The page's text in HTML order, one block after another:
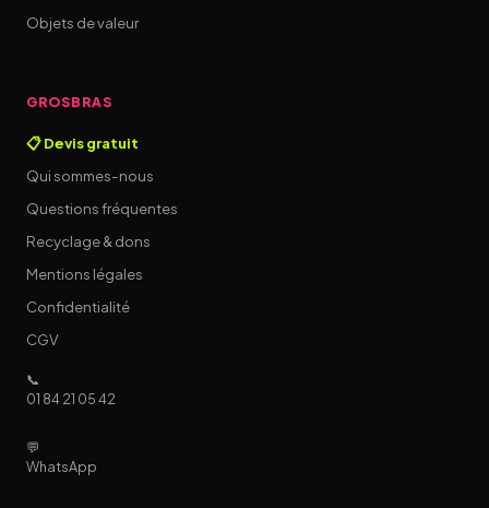
Objets de valeur
GROSBRAS
📋 Devis gratuit
Qui sommes-nous
Questions fréquentes
Recyclage & dons
Mentions légales
Confidentialité
CGV
📞
01 84 21 05 42
💬
WhatsApp